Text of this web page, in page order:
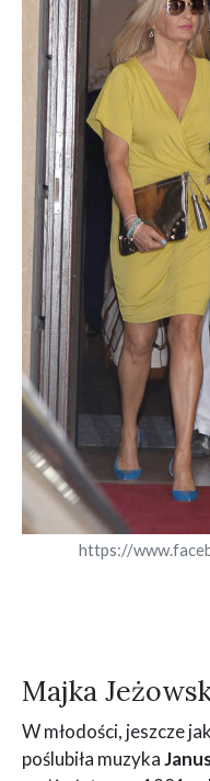
https://
Majka
W młodości, jeszcze
poślubiła muzyka